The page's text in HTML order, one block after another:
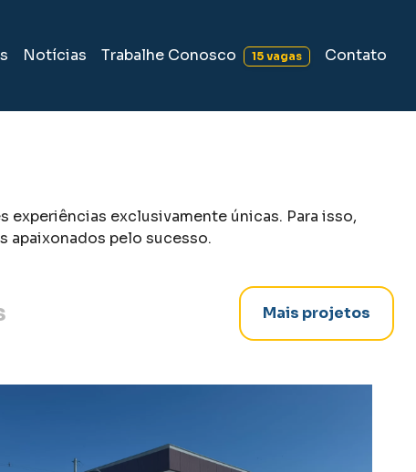
Notícias Trabalhe Conosco 15 vagas Contato
exclusivamente únicas. Para isso,
apaixonados pelo sucesso.
Mais projetos